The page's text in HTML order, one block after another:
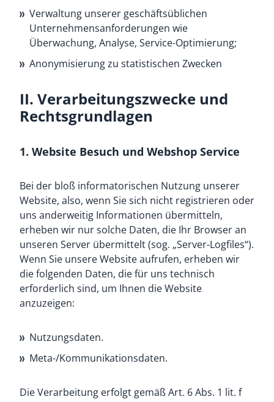
Verwaltung unserer geschäftsüblichen
Unternehmensanforderungen wie
Überwachung, Analyse, Service-Optimierung;
Anonymisierung zu statistischen Zwecken
II. Verarbeitungszwecke und
Rechtsgrundlagen
1. Website Besuch und Webshop Service
Bei der bloß informatorischen Nutzung unserer
Website, also, wenn Sie sich nicht registrieren oder
uns anderweitig Informationen übermitteln,
erheben wir nur solche Daten, die Ihr Browser an
unseren Server übermittelt (sog. „Server-Logfiles“).
Wenn Sie unsere Website aufrufen, erheben wir
die folgenden Daten, die für uns technisch
erforderlich sind, um Ihnen die Website
anzuzeigen:
Nutzungsdaten.
Meta-/Kommunikationsdaten.
Die Verarbeitung erfolgt gemäß Art. 6 Abs. 1 lit. f